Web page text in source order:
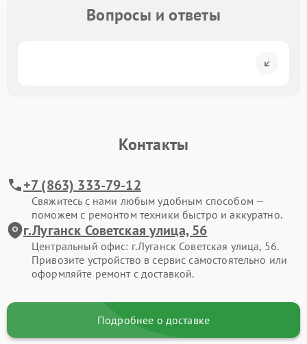
Вопросы и ответы
Контакты
+7 (863) 333-79-12
Свяжитесь с нами любым удобным способом —
поможем с ремонтом техники быстро и аккуратно.
г.Луганск Советская улица, 56
Центральный офис: г.Луганск Советская улица, 56.
Привозите устройство в сервис самостоятельно или
оформляйте ремонт с доставкой.
Подробнее о доставке